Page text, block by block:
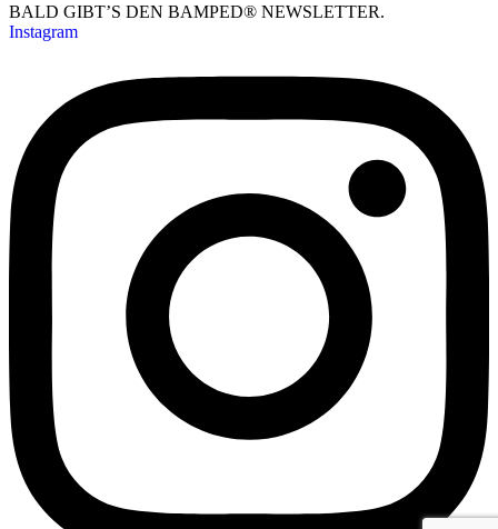
BALD GIBT’S DEN BAMPED® NEWSLETTER.
Instagram